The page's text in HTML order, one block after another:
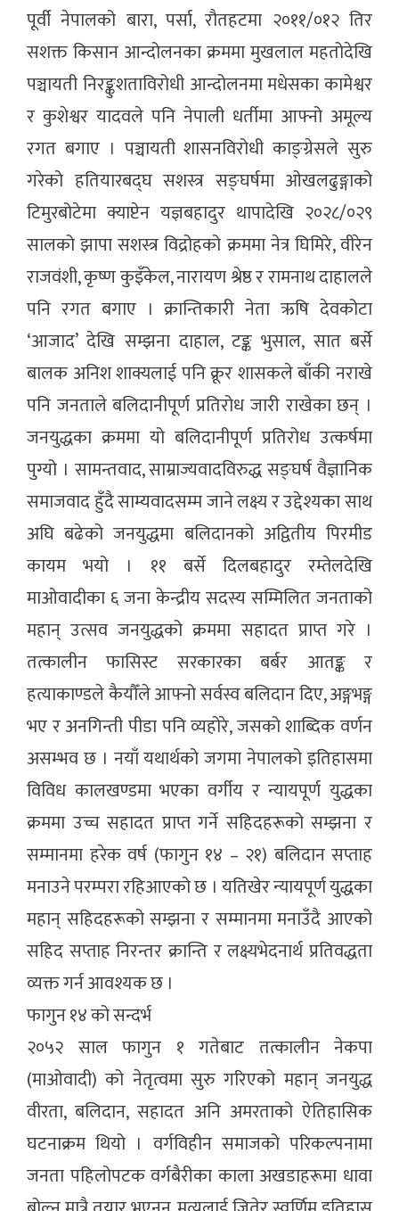
पूर्वी नेपालको बारा, पर्सा, रौतहटमा २०११/०१२ तिर
सशक्त किसान आन्दोलनका क्रममा मुखलाल महतोदेखि
पञ्चायती निरङ्कुशताविरोधी आन्दोलनमा मधेसका कामेश्वर
र कुशेश्वर यादवले पनि नेपाली धर्तीमा आफ्नो अमूल्य
रगत बगाए । पञ्चायती शासनविरोधी काङ्ग्रेसले सुरु
गरेको हतियारबद्घ सशस्त्र सङ्घर्षमा ओखलढुङ्गाको
टिमुरबोटेमा क्याप्टेन यज्ञबहादुर थापादेखि २०२८/०२९
सालको झापा सशस्त्र विद्रोहको क्रममा नेत्र घिमिरे, वीरेन
राजवंशी, कृष्ण कुइँकेल, नारायण श्रेष्ठ र रामनाथ दाहालले
पनि रगत बगाए । क्रान्तिकारी नेता ऋषि देवकोटा
‘आजाद’ देखि सम्झना दाहाल, टङ्क भुसाल, सात बर्से
बालक अनिश शाक्यलाई पनि क्रूर शासकले बाँकी नराखे
पनि जनताले बलिदानीपूर्ण प्रतिरोध जारी राखेका छन् ।
जनयुद्धका क्रममा यो बलिदानीपूर्ण प्रतिरोध उत्कर्षमा
पुग्यो । सामन्तवाद, साम्राज्यवादविरुद्ध सङ्घर्ष वैज्ञानिक
समाजवाद हुँदै साम्यवादसम्म जाने लक्ष्य र उद्देश्यका साथ
अघि बढेको जनयुद्धमा बलिदानको अद्वितीय पिरमीड
कायम भयो । ११ बर्से दिलबहादुर रम्तेलदेखि
माओवादीका ६ जना केन्द्रीय सदस्य सम्मिलित जनताको
महान् उत्सव जनयुद्धको क्रममा सहादत प्राप्त गरे ।
तत्कालीन फासिस्ट सरकारका बर्बर आतङ्क र
हत्याकाण्डले कैयौँले आफ्नो सर्वस्व बलिदान दिए, अङ्गभङ्ग
भए र अनगिन्ती पीडा पनि व्यहोरे, जसको शाब्दिक वर्णन
असम्भव छ । नयाँ यथार्थको जगमा नेपालको इतिहासमा
विविध कालखण्डमा भएका वर्गीय र न्यायपूर्ण युद्धका
क्रममा उच्च सहादत प्राप्त गर्ने सहिदहरूको सम्झना र
सम्मानमा हरेक वर्ष (फागुन १४ – २१) बलिदान सप्ताह
मनाउने परम्परा रहिआएको छ । यतिखेर न्यायपूर्ण युद्धका
महान् सहिदहरूको सम्झना र सम्मानमा मनाउँदै आएको
सहिद सप्ताह निरन्तर क्रान्ति र लक्ष्यभेदनार्थ प्रतिवद्धता
व्यक्त गर्न आवश्यक छ ।
फागुन १४ को सन्दर्भ
२०५२ साल फागुन १ गतेबाट तत्कालीन नेकपा
(माओवादी) को नेतृत्वमा सुरु गरिएको महान् जनयुद्ध
वीरता, बलिदान, सहादत अनि अमरताको ऐतिहासिक
घटनाक्रम थियो । वर्गविहीन समाजको परिकल्पनामा
जनता पहिलोपटक वर्गबैरीका काला अखडाहरूमा धावा